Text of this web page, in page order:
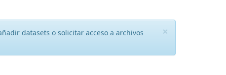
×
datasets o solicitar acceso a archivos